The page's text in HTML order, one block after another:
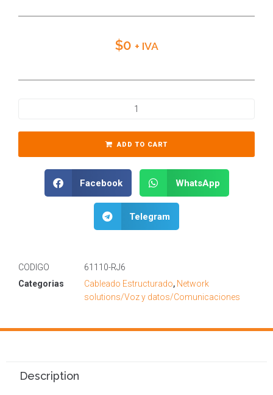
$0 + IVA
ADD TO CART
Facebook WhatsApp
Telegram
CODIGO
61110-RJ6
Categorias
Cableado Estructurado, Network
solutions/Voz y datos/Comunicaciones
Description